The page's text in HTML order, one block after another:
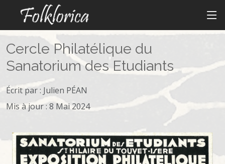
Cercle Philatélique du
Sanatorium des Etudiants
Écrit par : Julien PÉAN
Mis à jour : 8 Mai 2024